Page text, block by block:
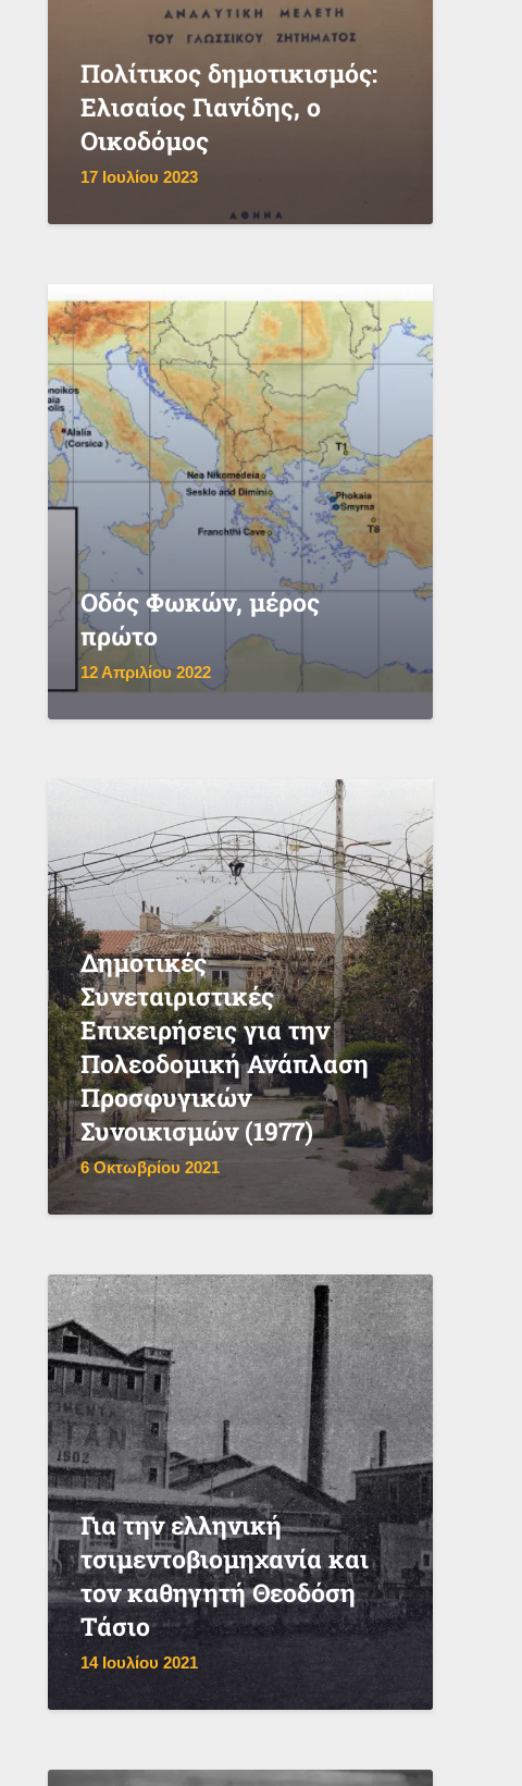
Πολίτικος δημοτικισμός:
Ελισαίος Γιανίδης, ο
Οικοδόμος
17 Ιουλίου 2023
Οδός Φωκών, μέρος
πρώτο
12 Απριλίου 2022
Δημοτικές
Συνεταιριστικές
Επιχειρήσεις για την
Πολεοδομική Ανάπλαση
Προσφυγικών
Συνοικισμών (1977)
6 Οκτωβρίου 2021
Για την ελληνική
τσιμεντοβιομηχανία και
τον καθηγητή Θεοδόση
Τάσιο
14 Ιουλίου 2021